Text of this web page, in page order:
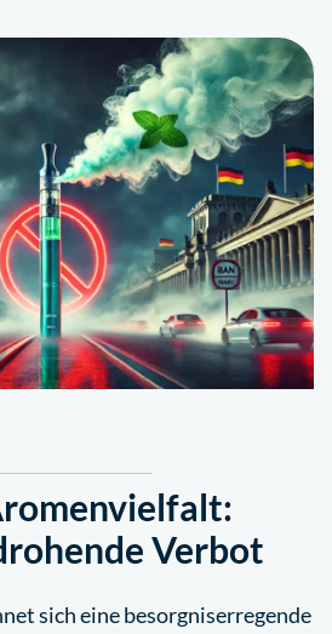
Verbot
sich eine besorgniserregende